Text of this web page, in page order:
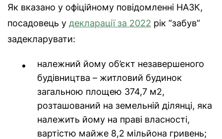
Як вказано у офіційному повідомленні НАЗК,
посадовець у декларації за 2022 рік “забув”
задекларувати:
належний йому об’єкт незавершеного
будівництва – житловий будинок
загальною площею 374,7 м2,
розташований на земельній ділянці, яка
належить йому на праві власності,
вартістю майже 8,2 мільйона гривень;